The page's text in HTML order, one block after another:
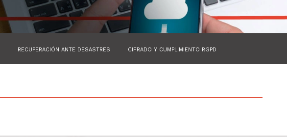
RECUPERACIÓN ANTE DESASTRES CIFRADO Y CUMPLIMIENTO RGPD